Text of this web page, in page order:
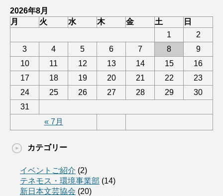
2026年8月
月
火 水 木 金 土 日
« 7月
1
2
3
4 5 6 7 8
9
10
11 12 13 14 15
16
17
18 19 20 21 22
23
24
25 26 27 28 29
30
31
カテゴリー
イベントご紹介 (2)
テネモス・環境事業部 (14)
新日本文芸協会 (20)